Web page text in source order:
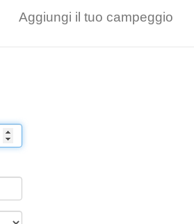
Aggiungi il tuo campeggio